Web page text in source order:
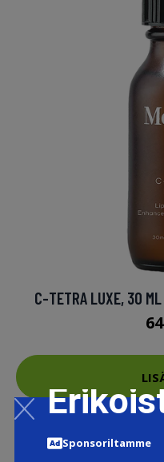
C-TETRA LUXE, 30
Sponsoriltamme